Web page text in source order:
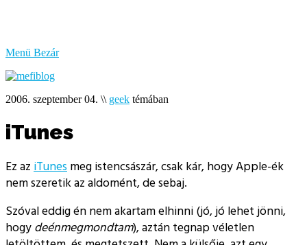
Menü Bezár
2006. szeptember 04. \\ geek témában
iTunes
Ez az iTunes meg istencsászár, csak kár, hogy Apple-ék
nem szeretik az aldomént, de sebaj.
Szóval eddig én nem akartam elhinni (jó, jó lehet jönni,
hogy deénmegmondtam), aztán tegnap véletlen